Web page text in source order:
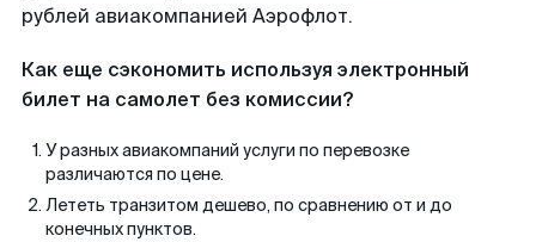
рублей авиакомпанией Аэрофлот.
Как еще сэкономить используя электронный
билет на самолет без комиссии?
У разных авиакомпаний услуги по перевозке
различаются по цене.
Лететь транзитом дешево, по сравнению от и до
конечных пунктов.